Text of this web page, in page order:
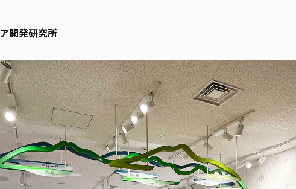
開発研究所